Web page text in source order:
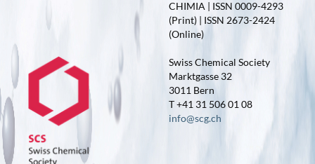
CHIMIA | ISSN 0009-4293
(Print) | ISSN 2673-2424
(Online)
Swiss Chemical Society
Marktgasse 32
3011 Bern
T +41 31 506 01 08
info@scg.ch